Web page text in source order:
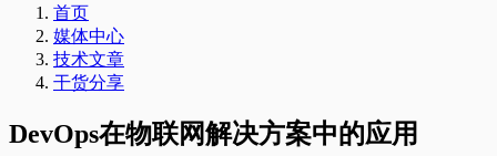
首页
媒体中心
技术文章
干货分享
DevOps在物联网解决方案中的应用